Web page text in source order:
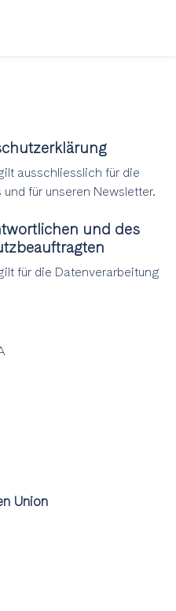
ausschliesslich für die
für unseren Newsletter.
und des
für die Datenverarbeitung
Union